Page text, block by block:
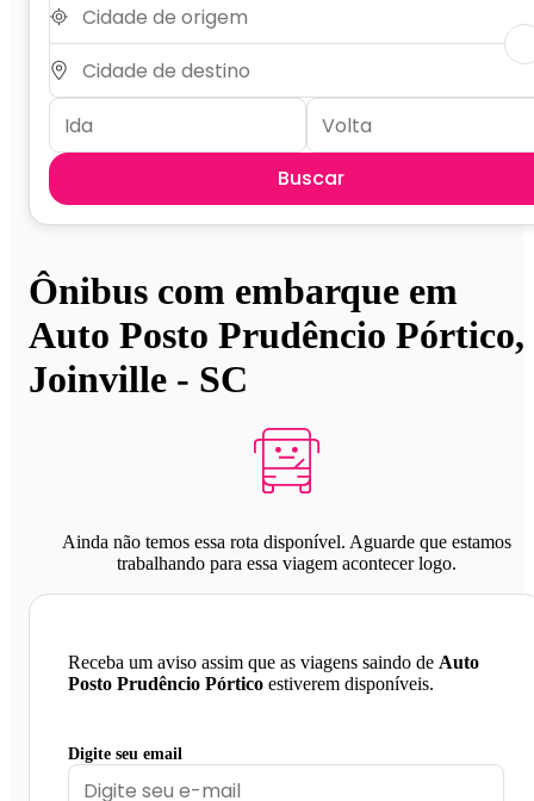
Buscar
Ônibus com embarque em
Auto Posto Prudêncio Pórtico,
Joinville - SC
Ainda não temos essa rota disponível. Aguarde que estamos
trabalhando para essa viagem acontecer logo.
Receba um aviso assim que as viagens saindo de Auto
Posto Prudêncio Pórtico estiverem disponíveis.
Digite seu email